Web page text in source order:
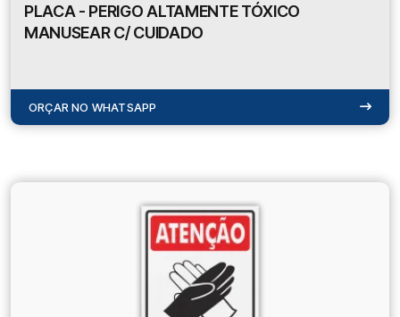
PLACA - PERIGO ALTAMENTE TÓXICO
MANUSEAR C/ CUIDADO
ORÇAR NO WHATSAPP